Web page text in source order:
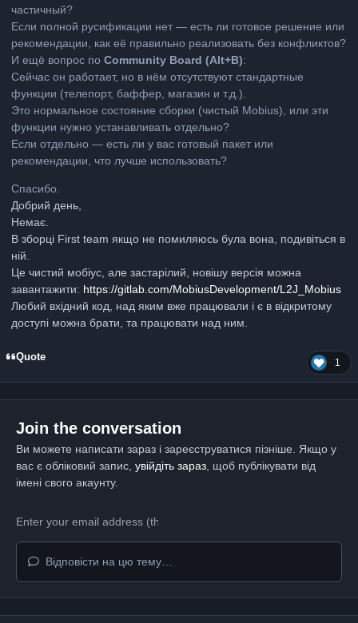
частичный?
Если полной русификации нет — есть ли готовое решение или
рекомендации, как её правильно реализовать без конфликтов?
И ещё вопрос по Community Board (Alt+B):
Сейчас он работает, но в нём отсутствуют стандартные
функции (телепорт, баффер, магазин и т.д.).
Это нормальное состояние сборки (чистый Mobius), или эти
функции нужно устанавливать отдельно?
Если отдельно — есть ли у вас готовый пакет или
рекомендации, что лучше использовать?
Спасибо.
Добрий день,
Немає.
В зборці First team якщо не помиляюсь була вона, подивіться в
ній.
Це чистий мобіус, але застарілий, новішу версія можна
завантажити: https://gitlab.com/MobiusDevelopment/L2J_Mobius
Любий вхідний код, над яким вже працювали і є в відкритому
доступі можна брати, та працювати над ним.
Quote 1
Join the conversation
Ви можете написати зараз і зареєструватися пізніше. Якщо у
вас є обліковий запис, увійдіть зараз, щоб публікувати від
імені свого акаунту.
Відповісти на цю тему…